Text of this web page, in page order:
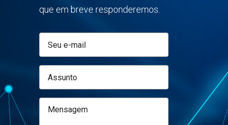
que em breve responderemos.